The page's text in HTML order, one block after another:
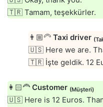
🇹🇷 Tamam, teşekkürler.
👨🏼‍🦳 Taxi driver
🇺🇸 Here we are.
🇹🇷 İşte geldik. 12
👩🏻‍🦰 Customer (Müşteri)
🇺🇸 Here is 12 Euros.